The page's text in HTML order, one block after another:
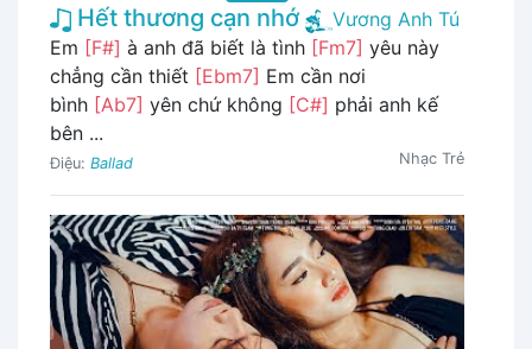
Hết thương cạn nhớ
Vương Anh Tú
Em [F#] à anh đã biết là tình [Fm7] yêu này
chẳng cần thiết [Ebm7] Em cần nơi
bình [Ab7] yên chứ không [C#] phải anh kế
bên ...
Điệu: Ballad Nhạc Trẻ